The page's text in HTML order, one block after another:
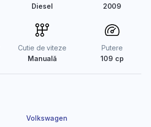
Diesel
2009
Cutie de viteze
Manuală
Putere
109 cp
Volkswagen